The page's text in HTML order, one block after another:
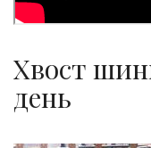
Хвост
день